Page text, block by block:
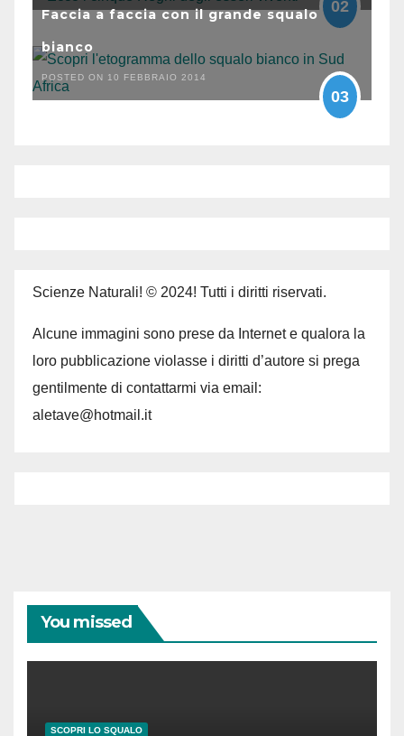
02
Faccia a faccia con il grande squalo
bianco
POSTED ON 10 FEBBRAIO 2014
03
Scienze Naturali! © 2024! Tutti i diritti riservati.
Alcune immagini sono prese da Internet e qualora la
loro pubblicazione violasse i diritti d’autore si prega
gentilmente di contattarmi via email:
aletave@hotmail.it
You missed
SCOPRI LO SQUALO